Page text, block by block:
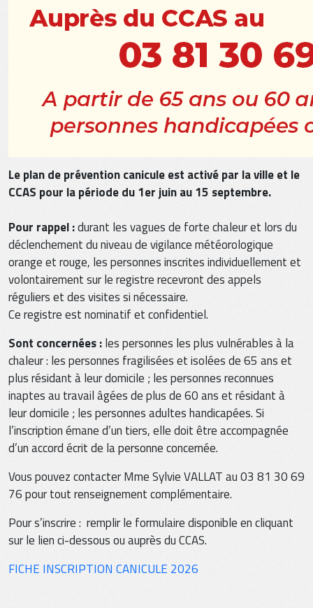
Le plan de prévention canicule est activé par la ville et le
CCAS pour la période du 1er juin au 15 septembre.
Pour rappel :durant les vagues de forte chaleur et lors du
déclenchement du niveau de vigilance météorologique
orange et rouge, les personnes inscrites individuellement et
volontairement sur le registre recevront des appels
réguliers et des visites si nécessaire.
Ce registre est nominatif et confidentiel.
Sont concernées :les personnes les plus vulnérables à la
chaleur : les personnes fragilisées et isolées de 65 ans et
plus résidant à leur domicile ; les personnes reconnues
inaptes au travail âgées de plus de 60 ans et résidant à
leur domicile ; les personnes adultes handicapées. Si
l’inscription émane d’un tiers, elle doit être accompagnée
d’un accord écrit de la personne concernée.
Vous pouvez contacter Mme Sylvie VALLAT au 03 81 30 69
76 pour tout renseignement complémentaire.
Pour s’inscrire : remplir le formulaire disponible en cliquant
sur le lien ci-dessous ou auprès du CCAS.
FICHE INSCRIPTION CANICULE 2026